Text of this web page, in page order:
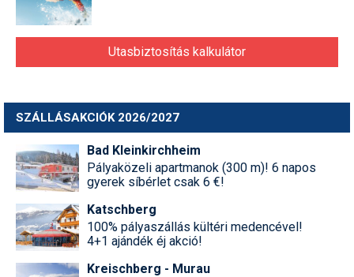
Utasbiztosítás kalkulátor
SZÁLLÁSAKCIÓK 2026/2027
Bad Kleinkirchheim
Pályaközeli apartmanok (300 m)! 6 napos
gyerek síbérlet csak 6 €!
Katschberg
100% pályaszállás kültéri medencével!
4+1 ajándék éj akció!
Kreischberg - Murau